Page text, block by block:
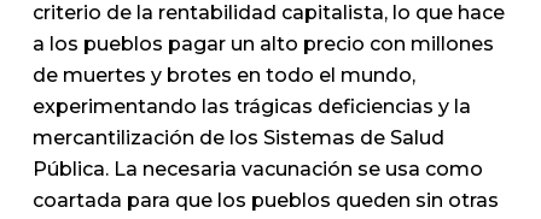
criterio de la rentabilidad capitalista, lo que hace
a los pueblos pagar un alto precio con millones
de muertes y brotes en todo el mundo,
experimentando las trágicas deficiencias y la
mercantilización de los Sistemas de Salud
Pública. La necesaria vacunación se usa como
coartada para que los pueblos queden sin otras